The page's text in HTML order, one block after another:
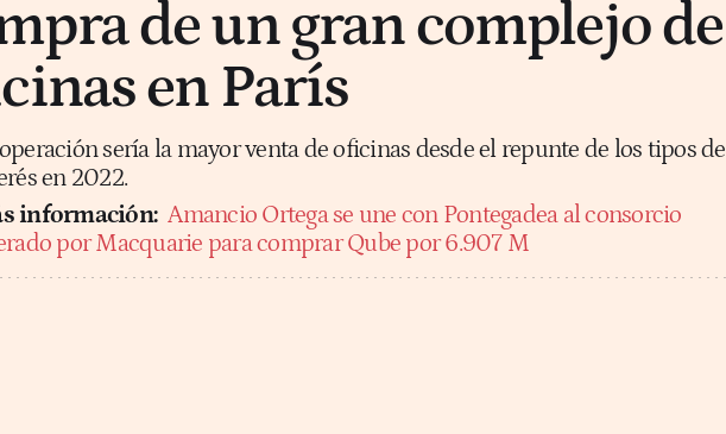
de un gran complejo de
en París
sería la mayor venta de oficinas desde el repunte de los tipos de
en 2022.
información: Amancio Ortega se une con Pontegadea al consorcio
por Macquarie para comprar Qube por 6.907 M